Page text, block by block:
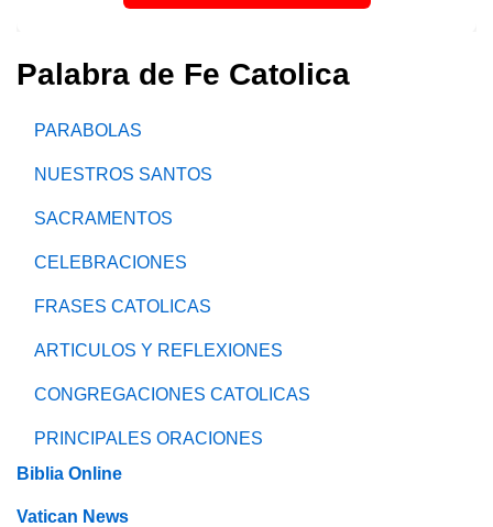
Palabra de Fe Catolica
PARABOLAS
NUESTROS SANTOS
SACRAMENTOS
CELEBRACIONES
FRASES CATOLICAS
ARTICULOS Y REFLEXIONES
CONGREGACIONES CATOLICAS
PRINCIPALES ORACIONES
Biblia Online
Vatican News